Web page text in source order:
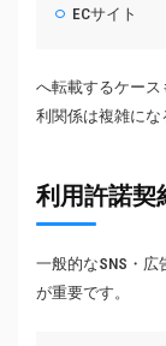
ECサイト
へ転載するケー
利関係は複雑にな
利用許諾契
一般的なSNS・
が重要です。